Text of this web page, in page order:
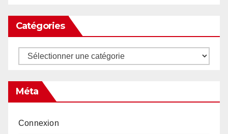
Catégories
Catégories
Méta
Connexion